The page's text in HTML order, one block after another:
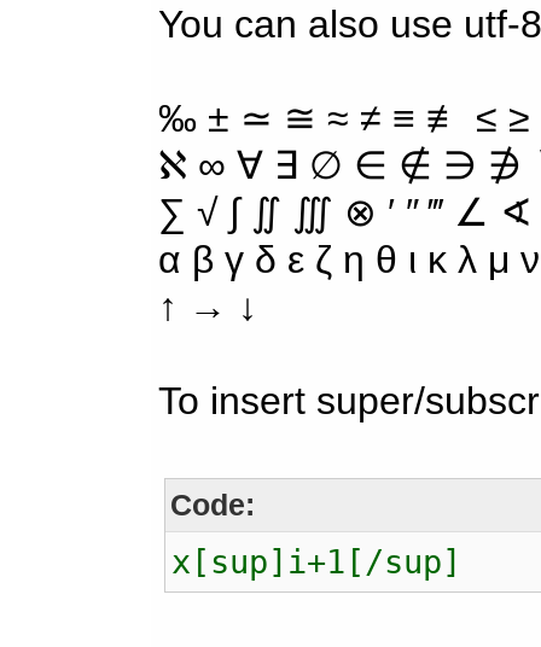
You can also use utf-
‰ ± ≃ ≅ ≈ ≠ ≡ ≢ ≤
ℵ ∞ ∀ ∃ ∅ ∈ ∉ ∋ ∌
∑ √ ∫ ∬ ∭ ⊗ ′ ″ ‴ ∠
α β γ δ ε ζ η θ ι κ λ
↑ → ↓
To insert super/
Code:
x[sup]i+1[/sup]